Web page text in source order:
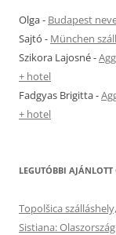
Olga- Budapest
Sajtó - München
Szikora Lajosné-
+ hotel
Fadgyas Brigitta-
+ hotel
LEGUTÓBBI AJÁNLOTT
Topolšica
Sistiana: